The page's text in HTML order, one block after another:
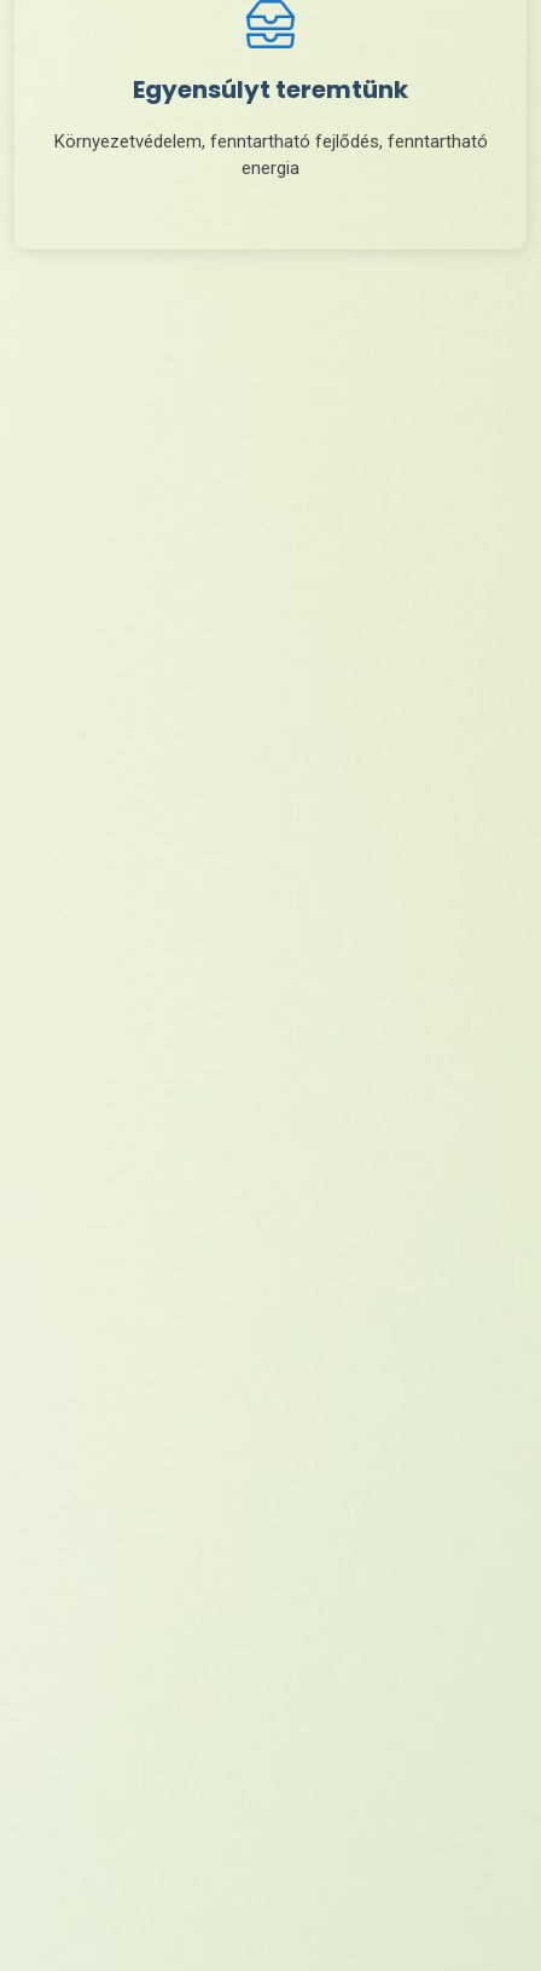
Egyensúlyt teremtünk
Környezetvédelem, fenntartható fejlődés, fenntartható
energia